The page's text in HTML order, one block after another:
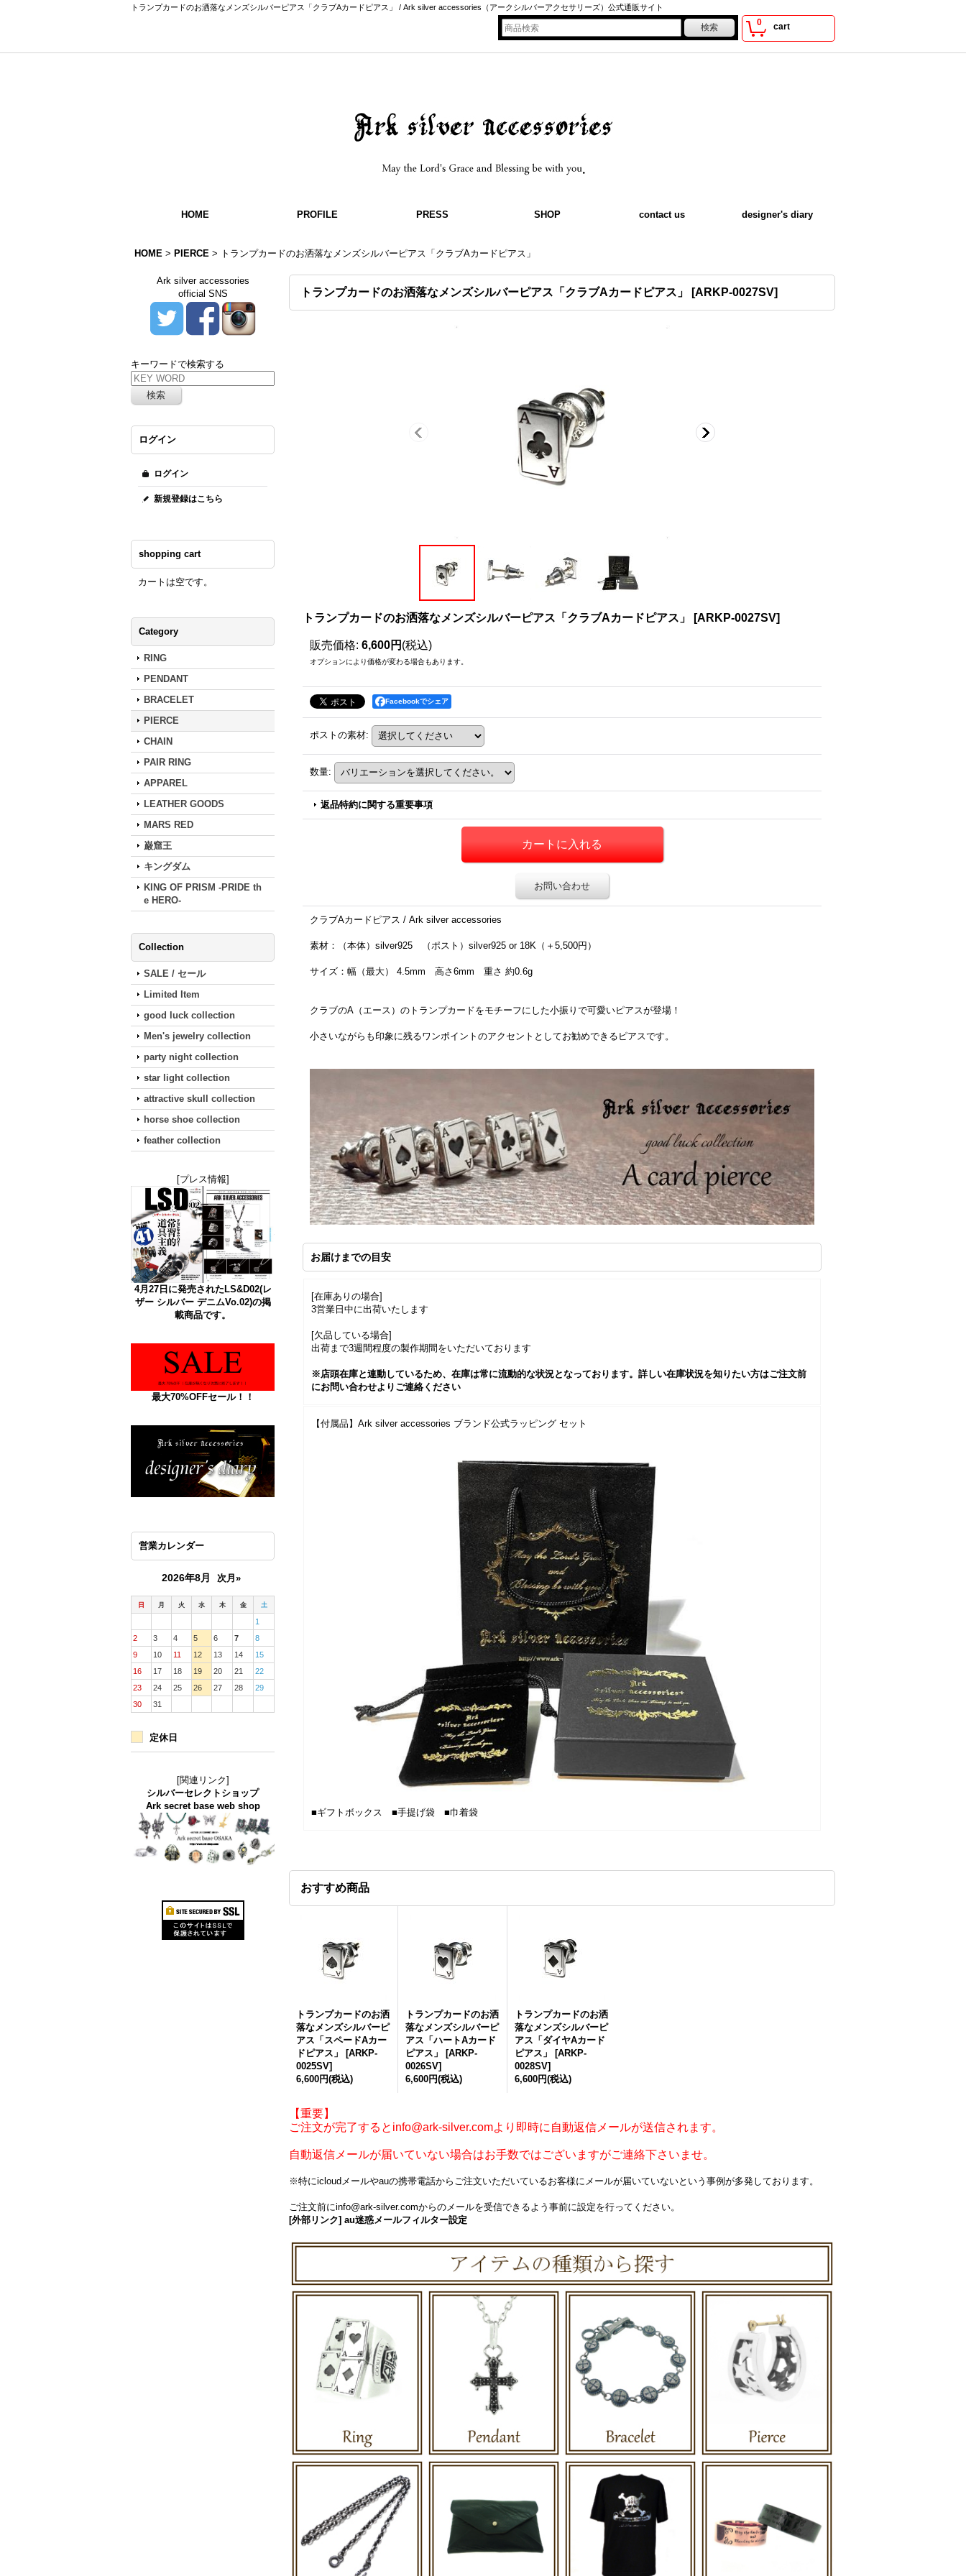
トランプカードのお洒落なメンズシルバーピアス「クラブAカードピアス」 / Ark silver accessories（アークシルバーアクセサリーズ）公式通販サイト
0 cart
HOME PROFILE PRESS SHOP contact us designer's diary
HOME > PIERCE > トランプカードのお洒落なメンズシルバーピアス「クラブAカードピアス」
Ark silver accessories
official SNS
キーワードで検索する
ログイン
ログイン
新規登録はこちら
shopping cart
カートは空です。
Category
RING
PENDANT
BRACELET
PIERCE
CHAIN
PAIR RING
APPAREL
LEATHER GOODS
MARS RED
巌窟王
キングダム
KING OF PRISM -PRIDE th
e HERO-
Collection
SALE / セール
Limited Item
good luck collection
Men's jewelry collection
party night collection
star light collection
attractive skull collection
horse shoe collection
feather collection
[プレス情報]
4月27日に発売されたLS&D02(レ
ザー シルバー デニムVo.02)の掲
載商品です。
最大70%OFFセール！！
営業カレンダー
2026年8月 次月»
日 月 火 水 木 金 土
1
2
3 4 5 6 7
8
9
10 11 12 13 14
15
16
17 18 19 20 21
22
23
24 25 26 27 28
29
30
31
定休日
[関連リンク]
シルバーセレクトショップ
Ark secret base web shop
トランプカードのお洒落なメンズシルバーピアス「クラブAカードピアス」 [ARKP-0027SV]
トランプカードのお洒落なメンズシルバーピアス「クラブAカードピアス」 [ARKP-0027SV]
販売価格: 6,600円 (税込)
オプションにより価格が変わる場合もあります。
Facebookでシェア
ポストの素材:
数量:
返品特約に関する重要事項
お問い合わせ
クラブAカードピアス / Ark silver accessories
素材：（本体）silver925 （ポスト）silver925 or 18K（＋5,500円）
サイズ：幅（最大） 4.5mm 高さ6mm 重さ 約0.6g
クラブのA（エース）のトランプカードをモチーフにした小振りで可愛いピアスが登場！
小さいながらも印象に残るワンポイントのアクセントとしてお勧めできるピアスです。
お届けまでの目安
[在庫ありの場合]
3営業日中に出荷いたします
[欠品している場合]
出荷まで3週間程度の製作期間をいただいております
※店頭在庫と連動しているため、在庫は常に流動的な状況となっております。詳しい在庫状況を知りたい方はご注文前
にお問い合わせよりご連絡ください
【付属品】Ark silver accessories ブランド公式ラッピング セット
■ギフトボックス ■手提げ袋 ■巾着袋
おすすめ商品
トランプカードのお洒
落なメンズシルバーピ
アス「スペードAカー
ドピアス」
[ARKP-
0025SV]
6,600円(税込)
トランプカードのお洒
落なメンズシルバーピ
アス「ハートAカード
ピアス」
[ARKP-
0026SV]
6,600円(税込)
トランプカードのお洒
落なメンズシルバーピ
アス「ダイヤAカード
ピアス」
[ARKP-
0028SV]
6,600円(税込)
【重要】
ご注文が完了するとinfo@ark-silver.comより即時に自動返信メールが送信されます。
自動返信メールが届いていない場合はお手数ではございますがご連絡下さいませ。
※特にicloudメールやauの携帯電話からご注文いただいているお客様にメールが届いていないという事例が多発しております。
ご注文前にinfo@ark-silver.comからのメールを受信できるよう事前に設定を行ってください。
[外部リンク] au迷惑メールフィルター設定